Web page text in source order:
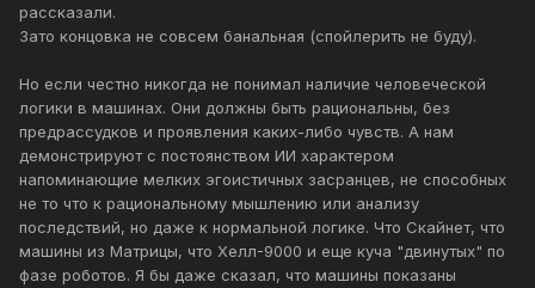
рассказали.
Зато концовка не совсем банальная (спойлерить не буду).
Но если честно никогда не понимал наличие человеческой
логики в машинах. Они должны быть рациональны, без
предрассудков и проявления каких-либо чувств. А нам
демонстрируют с постоянством ИИ характером
напоминающие мелких эгоистичных засранцев, не способных
не то что к рациональному мышлению или анализу
последствий, но даже к нормальной логике. Что Скайнет, что
машины из Матрицы, что Хелл-9000 и еще куча "двинутых" по
фазе роботов. Я бы даже сказал, что машины показаны